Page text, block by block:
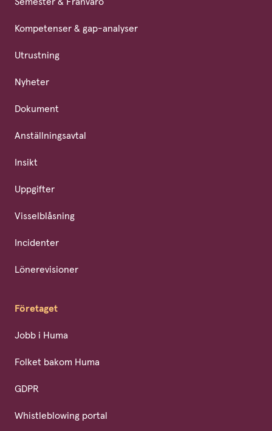
Kompetenser & gap-analyser
Utrustning
Nyheter
Dokument
Anställningsavtal
Insikt
Uppgifter
Visselblåsning
Incidenter
Lönerevisioner
Företaget
Jobb i Huma
Folket bakom Huma
GDPR
Whistleblowing portal